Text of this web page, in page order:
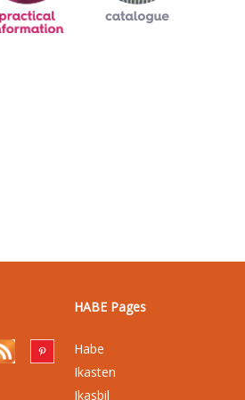
HABE Pages
Habe
Ikasten
Ikasbil